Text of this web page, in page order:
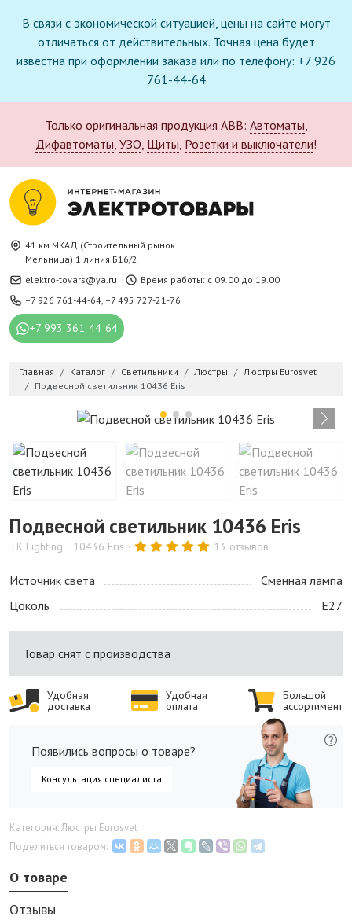
В связи с экономической ситуацией, цены на сайте могут
отличаться от действительных. Точная цена будет
известна при оформлении заказа или по телефону: +7 926
761-44-64
Только оригинальная продукция ABB: Автоматы,
Дифавтоматы, УЗО, Щиты, Розетки и выключатели!
41 км.МКАД (Строительный рынок
Мельница) 1 линия Б16/2
elektro-tovars@ya.ru
Время работы: с 09.00 до 19.00
+7 926 761-44-64, +7 495 727-21-76
+7 993 361-44-64
Главная Каталог Светильники Люстры
Люстры Eurosvet
Подвесной светильник 10436 Eris
Подвесной светильник 10436 Eris
TK Lighting 10436 Eris 13 отзывов
Источник света
Сменная лампа
Цоколь
E27
Товар снят с производства
Удобная
доставка
Удобная
оплата
Большой
ассортимент
Появились вопросы о товаре?
Консультация специалиста
Категория: Люстры Eurosvet
Поделиться товаром:
О товаре
Отзывы